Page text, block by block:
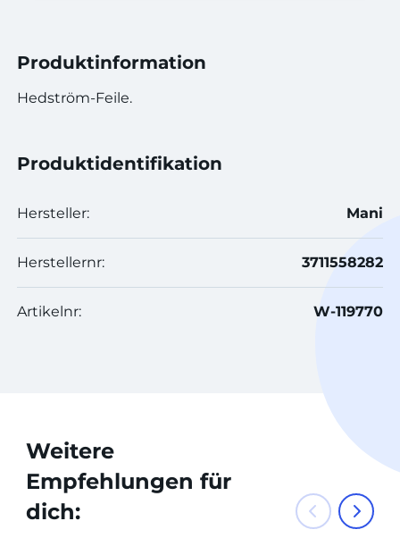
Produktinformation
Hedström-Feile.
Produktidentifikation
Hersteller: Mani
Herstellernr: 3711558282
Artikelnr: W-119770
Weitere
Empfehlungen für
dich: